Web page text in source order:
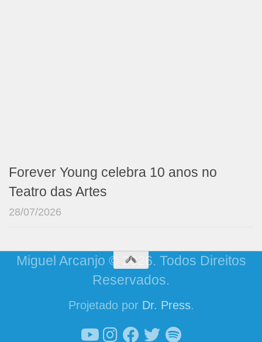
Forever Young celebra 10 anos no
Teatro das Artes
28/07/2026
Miguel Arcanjo © 2026. Todos Direitos
Reservados.
Projetado por Dr. Press.